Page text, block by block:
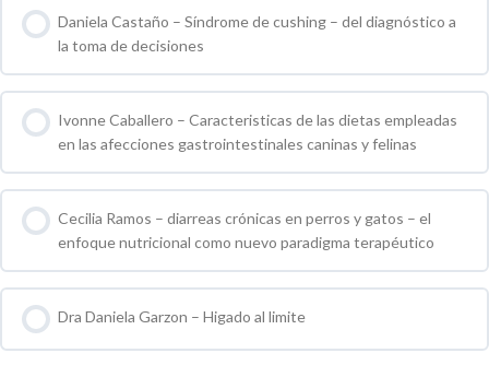
Daniela Castaño – Síndrome de cushing – del diagnóstico a
la toma de decisiones
0 % COMPLETO 0 / 0 pasos
Ivonne Caballero – Caracteristicas de las dietas empleadas
en las afecciones gastrointestinales caninas y felinas
0 % COMPLETO 0 / 0 pasos
Cecilia Ramos – diarreas crónicas en perros y gatos – el
enfoque nutricional como nuevo paradigma terapéutico
0 % COMPLETO 0 / 0 pasos
Dra Daniela Garzon – Higado al limite
0 % COMPLETO 0 / 0 pasos